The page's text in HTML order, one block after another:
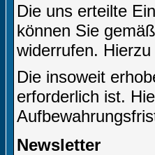
Die uns erteilte
können Sie
widerrufen.
Die insoweit
erforderlich ist.
Newsletter